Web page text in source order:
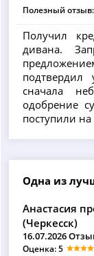
Полезный
Получил
дивана.
подтвердил
сначала
одобрение
поступили на
Одна из
Анастасия
(Черкесск)
16.07.2026
Оценка: 5